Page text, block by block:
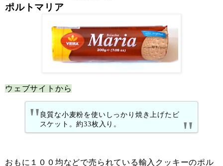
ポルトマリア
ウェブサイトから
良質な小麦粉を使いしっかり焼き上げたビ
スケット。約33枚入り。
おもに１００均などで売られている輸入クッキーのポル